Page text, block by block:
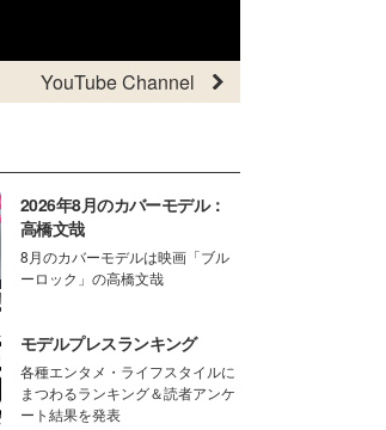
YouTube Channel
2026年8月のカバーモデル：
高橋文哉
8月のカバーモデルは映画「ブル
ーロック」の高橋文哉
モデルプレスランキング
各種エンタメ・ライフスタイルに
まつわるランキング＆読者アンケ
ート結果を発表